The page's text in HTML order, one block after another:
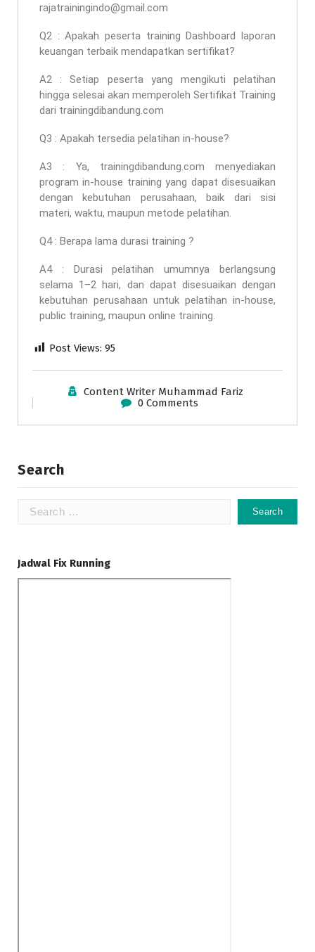
rajatrainingindo@gmail.com
Q2 : Apakah peserta training Dashboard laporan
keuangan terbaik mendapatkan sertifikat?
A2 : Setiap peserta yang mengikuti pelatihan
hingga selesai akan memperoleh Sertifikat Training
dari trainingdibandung.com
Q3 : Apakah tersedia pelatihan in-house?
A3 : Ya, trainingdibandung.com menyediakan
program in-house training yang dapat disesuaikan
dengan kebutuhan perusahaan, baik dari sisi
materi, waktu, maupun metode pelatihan.
Q4 : Berapa lama durasi training ?
A4 : Durasi pelatihan umumnya berlangsung
selama 1–2 hari, dan dapat disesuaikan dengan
kebutuhan perusahaan untuk pelatihan in-house,
public training, maupun online training.
Post Views: 95
Content Writer Muhammad Fariz
0 Comments
Search
Jadwal Fix Running